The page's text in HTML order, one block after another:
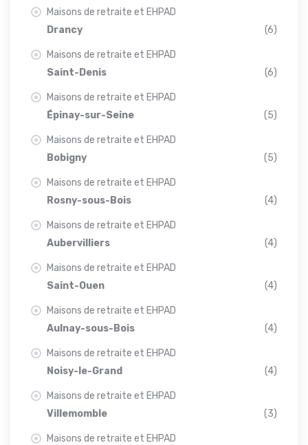
Maisons de retraite et EHPAD
Drancy
(6)
Maisons de retraite et EHPAD
Saint-Denis
(6)
Maisons de retraite et EHPAD
Épinay-sur-Seine
(5)
Maisons de retraite et EHPAD
Bobigny
(5)
Maisons de retraite et EHPAD
Rosny-sous-Bois
(4)
Maisons de retraite et EHPAD
Aubervilliers
(4)
Maisons de retraite et EHPAD
Saint-Ouen
(4)
Maisons de retraite et EHPAD
Aulnay-sous-Bois
(4)
Maisons de retraite et EHPAD
Noisy-le-Grand
(4)
Maisons de retraite et EHPAD
Villemomble
(3)
Maisons de retraite et EHPAD